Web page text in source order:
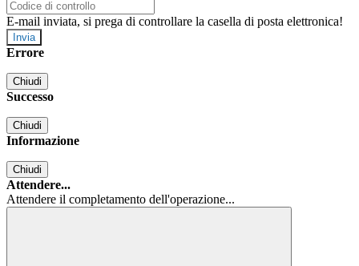
E-mail inviata, si prega di controllare la casella di posta elettronica!
Errore
Chiudi
Successo
Chiudi
Informazione
Chiudi
Attendere...
Attendere il completamento dell'operazione...